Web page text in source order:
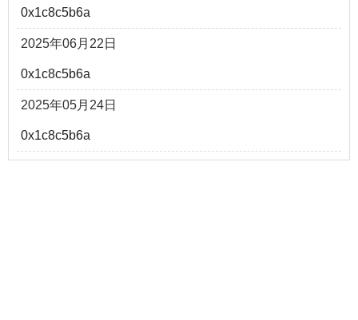
0x1c8c5b6a
2025年06月22日
0x1c8c5b6a
2025年05月24日
0x1c8c5b6a